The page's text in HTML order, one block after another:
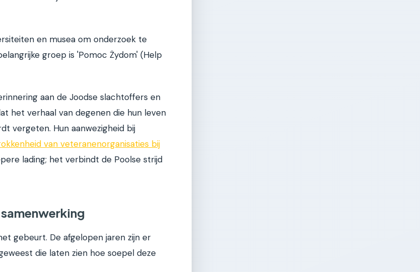
en musea om onderzoek te
groep is 'Pomoc Żydom' (Help
aan de Joodse slachtoffers en
het verhaal van degenen die hun leven
vergeten. Hun aanwezigheid bij
van veteranenorganisaties bij
lading; het verbindt de Poolse strijd
gebeurt. De afgelopen jaren zijn er
die laten zien hoe soepel deze